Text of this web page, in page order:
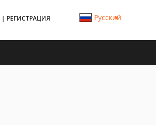
| РЕГИСТРАЦИЯ Русский